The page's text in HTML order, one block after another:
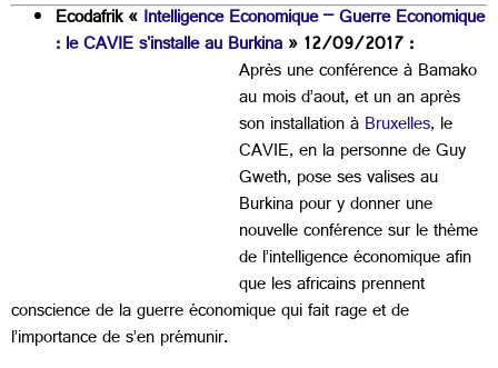
Ecodafrik «Intelligence Economique – Guerre Economique
: le CAVIE s'installe au Burkina» 12/09/2017 :
Après une conférence à Bamako
au mois d’aout, et un an après
son installation àBruxelles, le
CAVIE, en la personne de Guy
Gweth, pose ses valises au
Burkina pour y donner une
nouvelle conférence sur le thème
de l’intelligence économique afin
que les africains prennent
conscience de la guerre économique qui fait rage et de
l’importance de s’en prémunir.